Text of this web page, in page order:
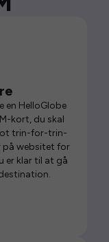
en HelloGlobe
kort, du skal
trin-for-trin-
på websitet for
er klar til at gå